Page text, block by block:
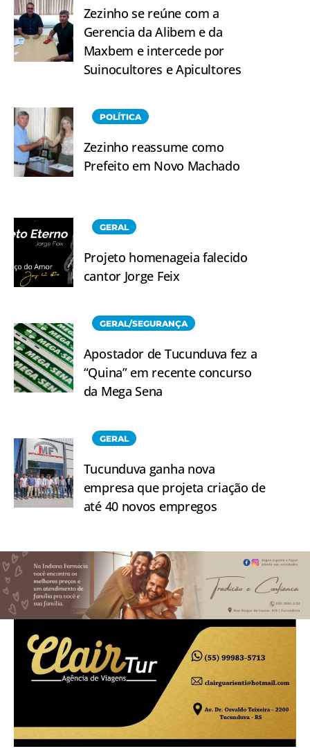
Zezinho se reúne com a
Gerencia da Alibem e da
Maxbem e intercede por
Suinocultores e Apicultores
POLÍTICA
Zezinho reassume como
Prefeito em Novo Machado
GERAL
Projeto homenageia falecido
cantor Jorge Feix
GERAL/SEGURANÇA
Apostador de Tucunduva fez a
“Quina” em recente concurso
da Mega Sena
GERAL
Tucunduva ganha nova
empresa que projeta criação de
até 40 novos empregos